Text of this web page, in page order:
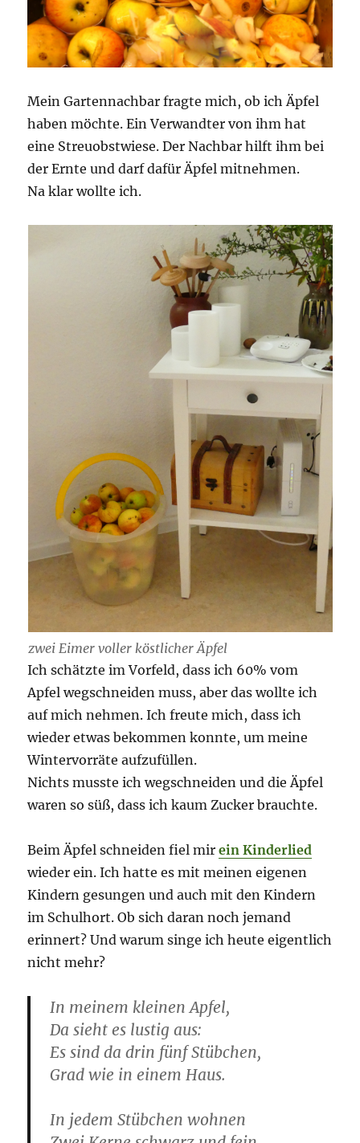
Mein Gartennachbar fragte mich, ob ich Äpfel
haben möchte. Ein Verwandter von ihm hat
eine Streuobstwiese. Der Nachbar hilft ihm bei
der Ernte und darf dafür Äpfel mitnehmen.
Na klar wollte ich.
zwei Eimer voller köstlicher Äpfel
Ich schätzte im Vorfeld, dass ich 60% vom
Apfel wegschneiden muss, aber das wollte ich
auf mich nehmen. Ich freute mich, dass ich
wieder etwas bekommen konnte, um meine
Wintervorräte aufzufüllen.
Nichts musste ich wegschneiden und die Äpfel
waren so süß, dass ich kaum Zucker brauchte.
Beim Äpfel schneiden fiel mir ein Kinderlied
wieder ein. Ich hatte es mit meinen eigenen
Kindern gesungen und auch mit den Kindern
im Schulhort. Ob sich daran noch jemand
erinnert? Und warum singe ich heute eigentlich
nicht mehr?
In meinem kleinen Apfel,
Da sieht es lustig aus:
Es sind da drin fünf Stübchen,
Grad wie in einem Haus.
In jedem Stübchen wohnen